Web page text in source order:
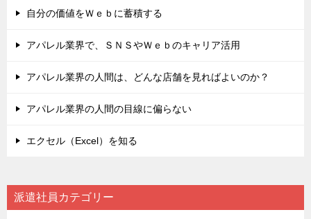
自分の価値をＷｅｂに蓄積する
アパレル業界で、ＳＮＳやＷｅｂのキャリア活用
アパレル業界の人間は、どんな店舗を見ればよいのか？
アパレル業界の人間の目線に偏らない
エクセル（Excel）を知る
派遣社員カテゴリー